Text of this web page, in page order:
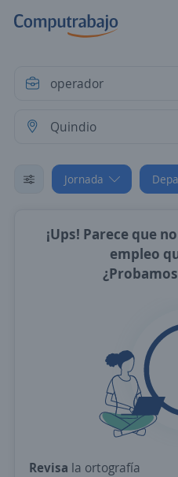
Jornada
¡Ups! Parece que
empleo
Revisa la ortografía